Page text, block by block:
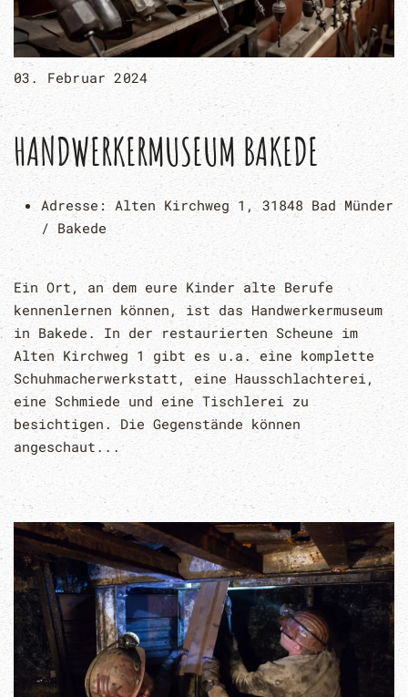
03. Februar 2024
HANDWERKERMUSEUM BAKEDE
Adresse: Alten Kirchweg 1, 31848 Bad Münder
/ Bakede
Ein Ort, an dem eure Kinder alte Berufe
kennenlernen können, ist das Handwerkermuseum
in Bakede. In der restaurierten Scheune im
Alten Kirchweg 1 gibt es u.a. eine komplette
Schuhmacherwerkstatt, eine Hausschlachterei,
eine Schmiede und eine Tischlerei zu
besichtigen. Die Gegenstände können
angeschaut...